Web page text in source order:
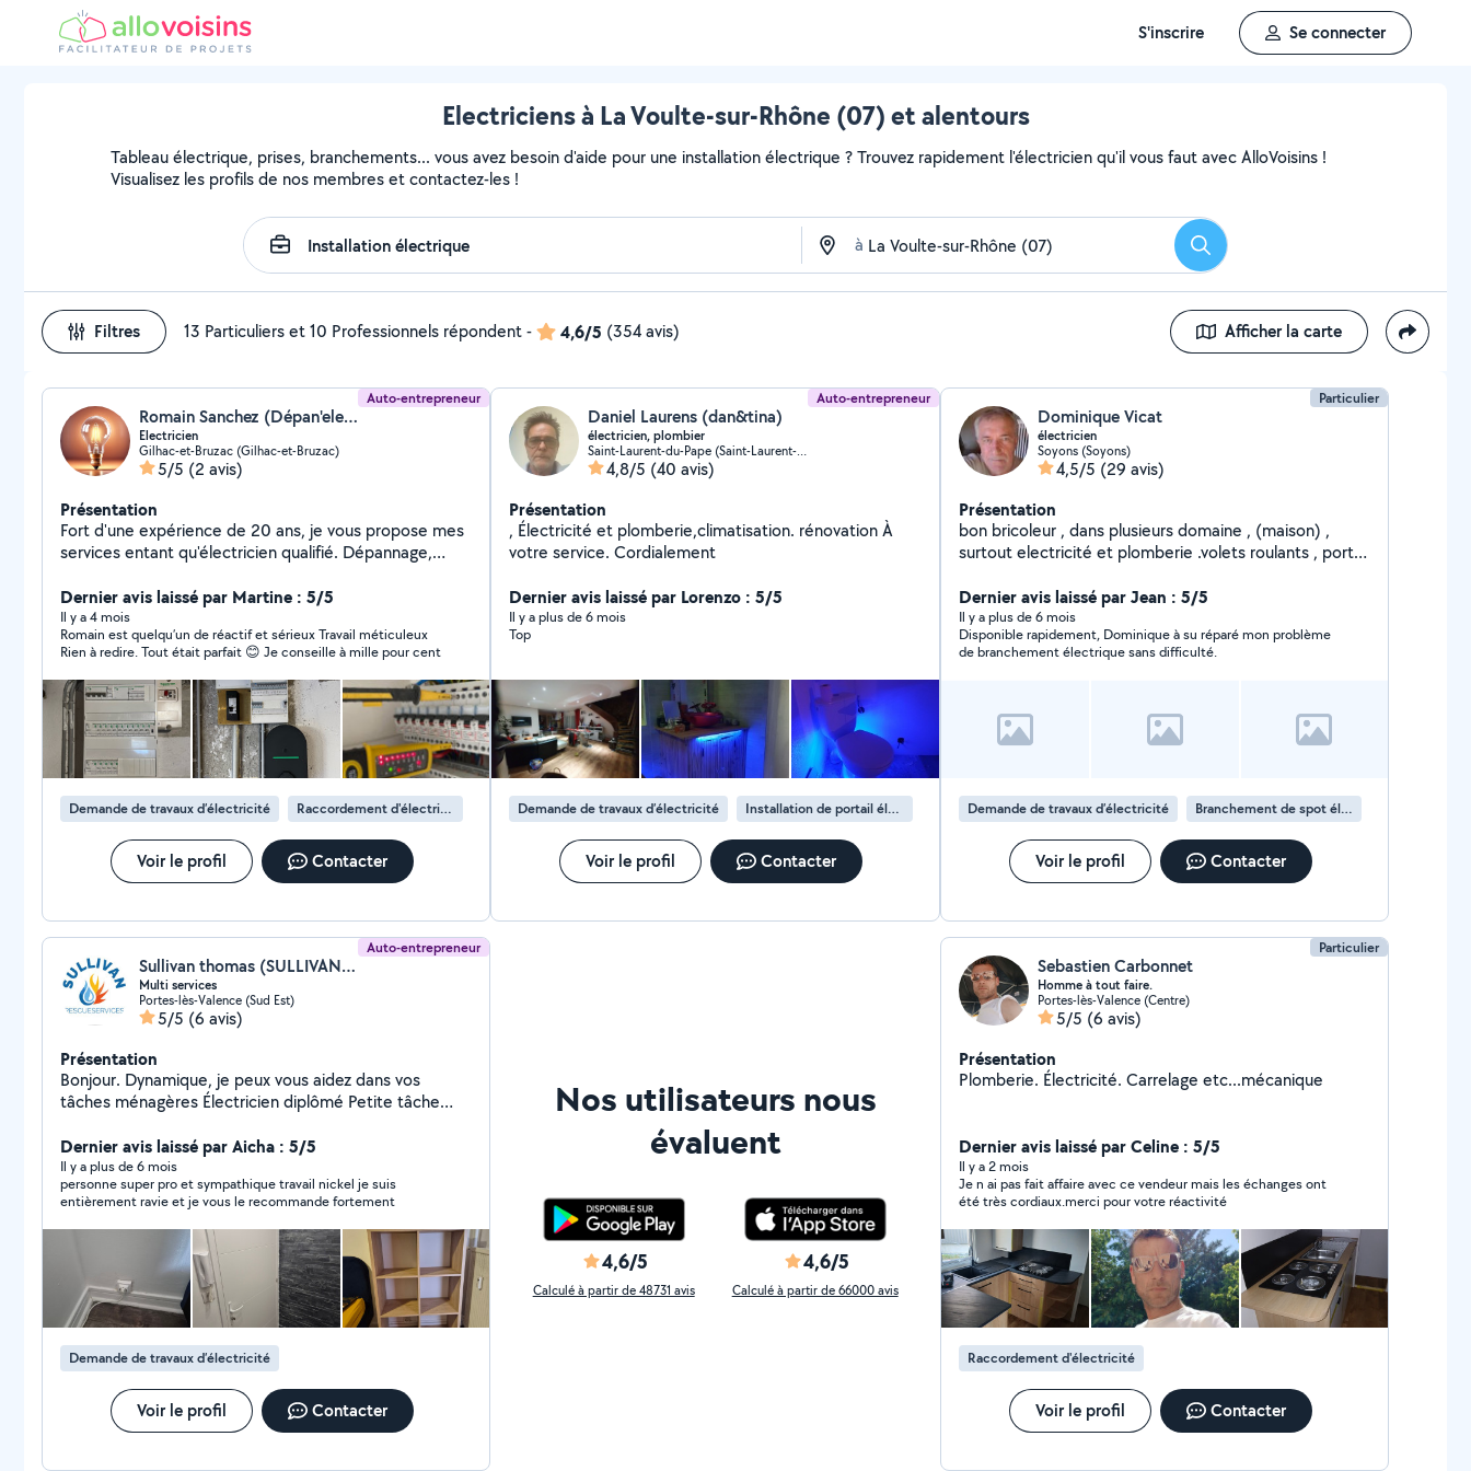
S'inscrire Se connecter
Electriciens à La Voulte-sur-Rhône (07) et alentours
Tableau électrique, prises, branchements... vous avez besoin d'aide pour une installation électrique ? Trouvez rapidement l'électricien qu'il vous faut avec AlloVoisins !
Visualisez les profils de nos membres et contactez-les !
à Rechercher
Filtres 13 Particuliers et 10 Professionnels répondent- 4,6/5 (354 avis) Afficher la carte
Auto-entrepreneur
Romain Sanchez (Dépan'elec)
Electricien
Gilhac-et-Bruzac (Gilhac-et-Bruzac)
5/5 (2 avis)
Présentation
Fort d'une expérience de 20 ans, je vous propose mes
services entant qu'électricien qualifié. Dépannage,
pour véhicule électrique ou encore automatisme et
interphonie sont le fer de lance de mon activité
Dernier avis laissé par Martine : 5/5
Il y a 4 mois
Romain est quelqu’un de réactif et sérieux Travail méticuleux
Rien à redire. Tout était parfait 😊 Je conseille à mille pour cent
Demande de travaux d’électricité Raccordement d'électricité
Voir le profil Contacter
Auto-entrepreneur
Daniel Laurens (dan&tina)
électricien, plombier
Saint-Laurent-du-Pape (Saint-Laurent-du-Pape)
4,8/5 (40 avis)
Présentation
, Électricité et plomberie,climatisation. rénovation À
votre service. Cordialement
Dernier avis laissé par Lorenzo : 5/5
Il y a plus de 6 mois
Top
Demande de travaux d’électricité Installation de portail électrique
Voir le profil Contacter
Particulier
Dominique Vicat
électricien
Soyons (Soyons)
4,5/5 (29 avis)
Présentation
bon bricoleur , dans plusieurs domaine , (maison) ,
surtout electricité et plomberie .volets roulants , portail
pour premier contact , merci ..Mr Vicat , j'ai une amie
qui n'est pas abonnée et qui cherche des heures de
ménage entre st peray et beauchastel ( environ)
Dernier avis laissé par Jean : 5/5
Il y a plus de 6 mois
Disponible rapidement, Dominique à su réparé mon problème
de branchement électrique sans difficulté.
Demande de travaux d’électricité Branchement de spot électrique
Voir le profil Contacter
Auto-entrepreneur
Sullivan thomas (SULLIVAN RESCUE SERVICES)
Multi services
Portes-lès-Valence (Sud Est)
5/5 (6 avis)
Présentation
Bonjour. Dynamique, je peux vous aidez dans vos
tâches ménagères Électricien diplômé Petite tâche
Dernier avis laissé par Aicha : 5/5
Il y a plus de 6 mois
personne super pro et sympathique travail nickel je suis
entièrement ravie et je vous le recommande fortement
Demande de travaux d’électricité
Voir le profil Contacter
Nos utilisateurs nous
évaluent
4,6/5
Calculé à partir de 48731 avis
4,6/5
Calculé à partir de 66000 avis
Particulier
Sebastien Carbonnet
Homme à tout faire.
Portes-lès-Valence (Centre)
5/5 (6 avis)
Présentation
Plomberie. Électricité. Carrelage etc...mécanique
Dernier avis laissé par Celine : 5/5
Il y a 2 mois
Je n ai pas fait affaire avec ce vendeur mais les échanges ont
été très cordiaux.merci pour votre réactivité
Raccordement d'électricité
Voir le profil Contacter